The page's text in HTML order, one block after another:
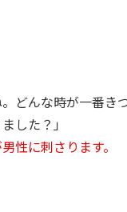
どんな時が一番き
した？」
性に刺さります。